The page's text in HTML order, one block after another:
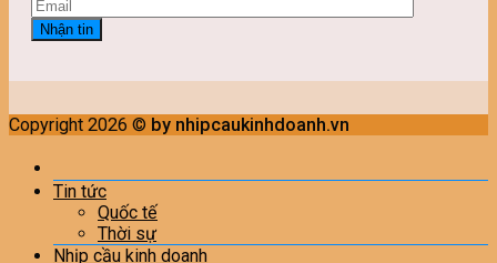
Copyright 2026 © by nhipcaukinhdoanh.vn
Tin tức
Quốc tế
Thời sự
Nhịp cầu kinh doanh